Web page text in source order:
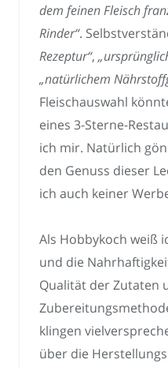
dem feinen Fleisch
Rinder“.
Rezeptur“,
„natürlichem
Fleischauswahl
eines 3-Sterne-
ich mir. Natürlich
den Genuss dieser
ich auch keiner
Als Hobbykoch weiß
und die
Qualität der Zutaten
klingen
über die